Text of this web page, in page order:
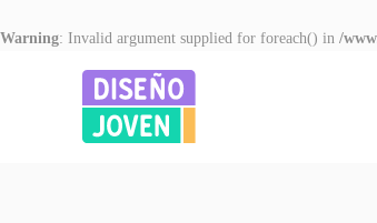
Warning: Invalid argument supplied for foreach() in /